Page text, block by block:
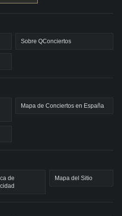
Sobre QConciertos
Mapa de Conciertos en España
de
Mapa del Sitio